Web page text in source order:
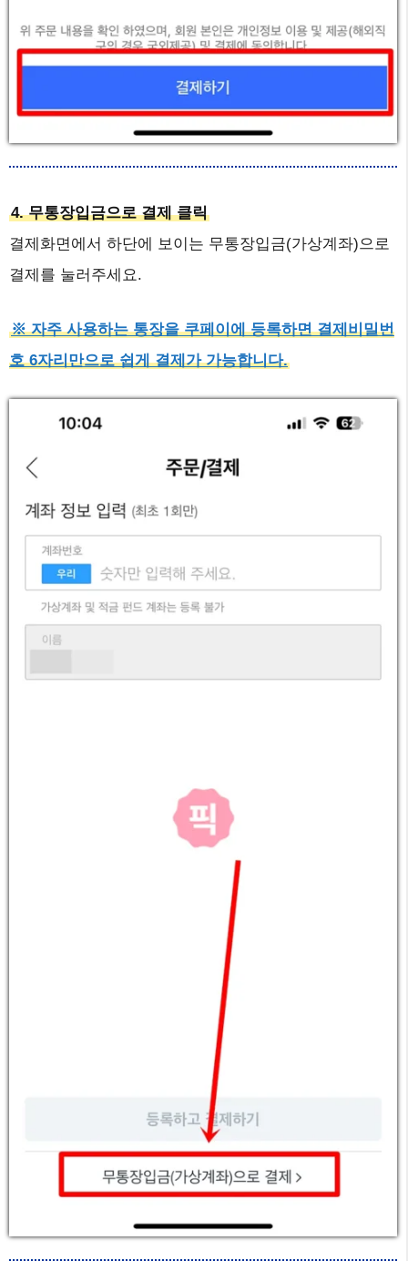
4. 무통장입금으로 결제 클릭
결제화면에서 하단에 보이는 무통장입금(가상계좌)으로
결제를 눌러주세요.
※ 자주 사용하는 통장을 쿠페이에 등록하면 결제비밀번
호 6자리만으로 쉽게 결제가 가능합니다.